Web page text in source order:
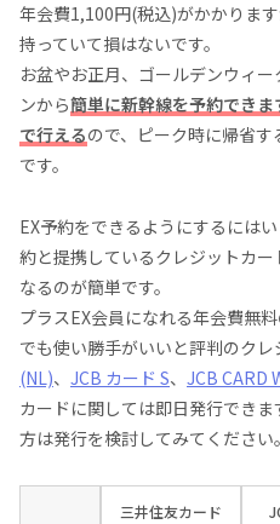
年会費1,100円(税込)がかかりま
持っていて損はないです。
お盆やお正月、ゴールデンウィ
ンから簡単に新幹線を予約でき
で行えるので、ピーク時に帰省
です。
EX予約をできるようにするには
約と提携しているクレジットカ
なるのが簡単です。
プラスEX会員になれる年会費無
でも使い勝手がいいと評判のク
(NL)、 JCB カード S、 JCB CARD
カードに関しては即日発行でき
方は発行を検討してみてください。
三井住友カード